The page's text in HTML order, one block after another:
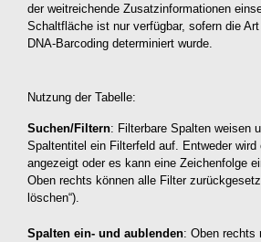
der weitreichende Zusatzinformationen
Schaltfläche ist nur verfügbar, sofern die
DNA-Barcoding determiniert wurde.
Nutzung der Tabelle:
Suchen/Filtern: Filterbare Spalten weisen
Spaltentitel ein Filterfeld auf. Entweder wird
angezeigt oder es kann eine Zeichenfolge
Oben rechts können alle Filter
löschen“).
Spalten ein- und aublenden: Oben rechts